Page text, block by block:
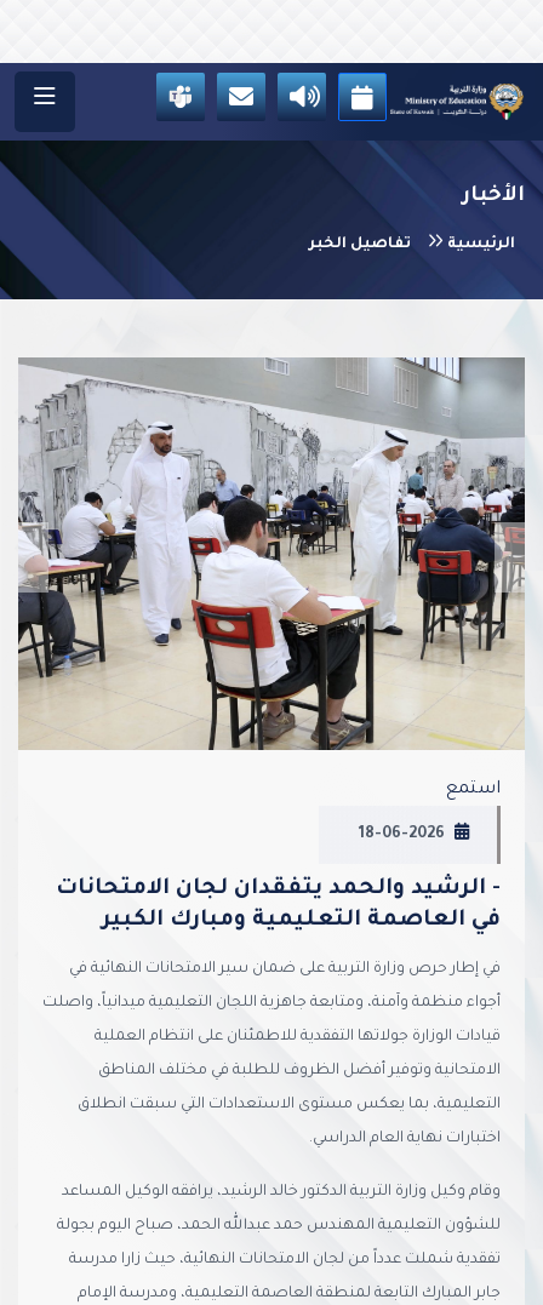
الأخبار
الرئيسية تفاصيل الخبر
Next
استمع
18-06-2026
- الرشيد والحمد يتفقدان لجان الامتحانات
في العاصمة التعليمية ومبارك الكبير
في إطار حرص وزارة التربية على ضمان سير الامتحانات النهائية في
أجواء منظمة وآمنة، ومتابعة جاهزية اللجان التعليمية ميدانياً، واصلت
قيادات الوزارة جولاتها التفقدية للاطمئنان على انتظام العملية
الامتحانية وتوفير أفضل الظروف للطلبة في مختلف المناطق
التعليمية، بما يعكس مستوى الاستعدادات التي سبقت انطلاق
اختبارات نهاية العام الدراسي.
وقام وكيل وزارة التربية الدكتور خالد الرشيد، يرافقه الوكيل المساعد
للشؤون التعليمية المهندس حمد عبدالله الحمد، صباح اليوم بجولة
تفقدية شملت عدداً من لجان الامتحانات النهائية، حيث زارا مدرسة
جابر المبارك التابعة لمنطقة العاصمة التعليمية، ومدرسة الإمام